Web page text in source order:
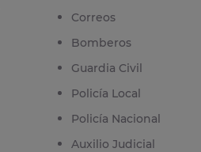
Correos
Bomberos
Guardia Civil
Policía Local
Policía Nacional
Auxilio Judicial